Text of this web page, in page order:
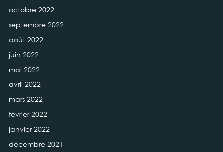
octobre 2022
septembre 2022
août 2022
juin 2022
mai 2022
avril 2022
mars 2022
février 2022
janvier 2022
décembre 2021